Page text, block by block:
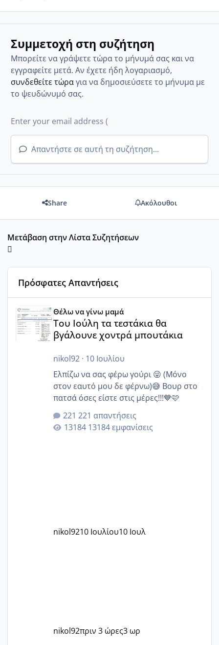
Συμμετοχή στη συζήτηση
Μπορείτε να γράψετε τώρα το μήνυμά σας και να
εγγραφείτε μετά. Αν έχετε ήδη λογαριασμό,
συνδεθείτε τώραγια να δημοσιεύσετε το μήνυμα με
το ψευδώνυμό σας.
Απαντήστε σε αυτή τη συζήτηση...
Share Ακόλουθοι
Μετάβαση στην Λίστα Συζητήσεων
Πρόσφατες Απαντήσεις
Θέλω να γίνω μαμά
Του Ιούλη τα τεστάκια θα
βγάλουνε χοντρά μπουτάκια
nikol92· 10 Ιουλίου
Ελπίζω να σας φέρω γούρι 😜 (Μόνο
στον εαυτό μου δε φέρνω)😅 Βουρ στο
πατσά όσες είστε στις μέρες!!!💙🩷
221 απαντήσεις
13184 εμφανίσεις
nikol9210 Ιουλίου10 Ιουλ
nikol92πριν 3 ώρες3 ωρ